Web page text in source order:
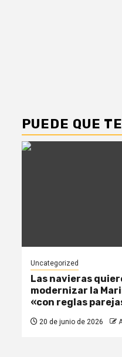
PUEDE QUE
Uncategorized
Las navieras
modernizar la
«con reglas
20 de junio de 2026